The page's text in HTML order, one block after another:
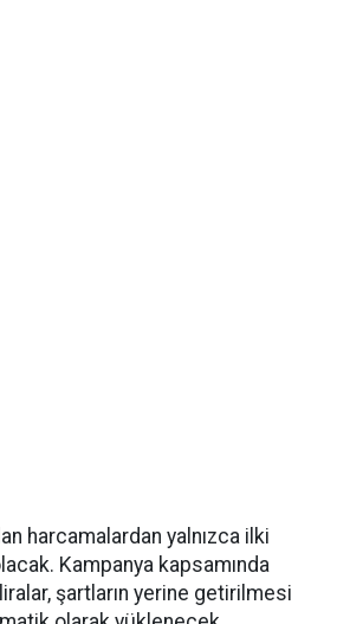
harcamalardan yalnızca ilki
Kampanya kapsamında
şartların yerine getirilmesi